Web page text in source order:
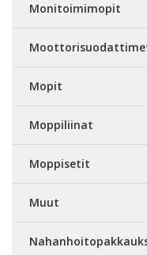
Monitoimimopit
Mopit
Moppiliinat
Moppisetit
Muut